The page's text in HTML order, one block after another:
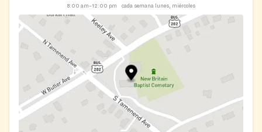
8:00 am–12:00 pm cada semana lunes, miércoles